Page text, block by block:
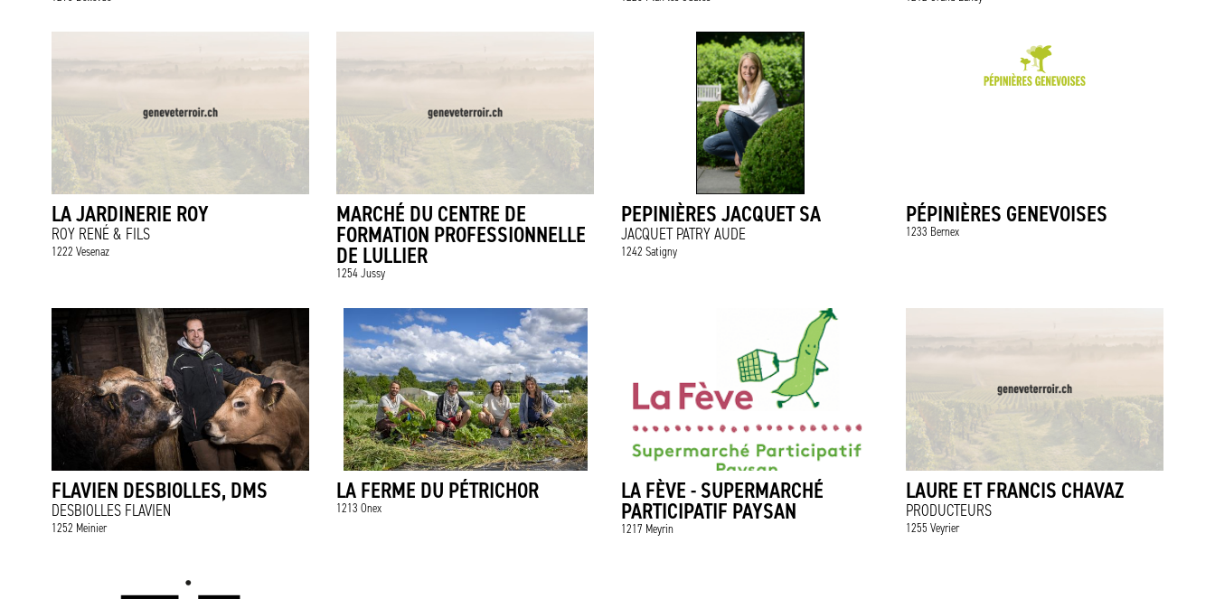
LA JARDINERIE ROY
ROY RENÉ & FILS
1222 Vesenaz
MARCHÉ DU CENTRE DE
FORMATION PROFESSIONNELLE
DE LULLIER
1254 Jussy
PEPINIÈRES JACQUET SA
JACQUET PATRY AUDE
1242 Satigny
PÉPINIÈRES GENEVOISES
1233 Bernex
FLAVIEN DESBIOLLES, DMS
DESBIOLLES FLAVIEN
1252 Meinier
LA FERME DU PÉTRICHOR
1213 Onex
LA FÈVE - SUPERMARCHÉ
PARTICIPATIF PAYSAN
1217 Meyrin
LAURE ET FRANCIS CHAVAZ
PRODUCTEURS
1255 Veyrier